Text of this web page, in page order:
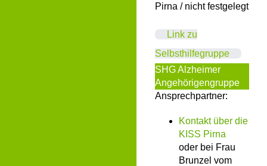
Pirna / nicht festgelegt
Link zu
Selbsthilfegruppe
SHG Alzheimer
Angehörigengruppe
Ansprechpartner:
Kontakt über die
KISS Pirna
oder bei Frau
Brunzel vom